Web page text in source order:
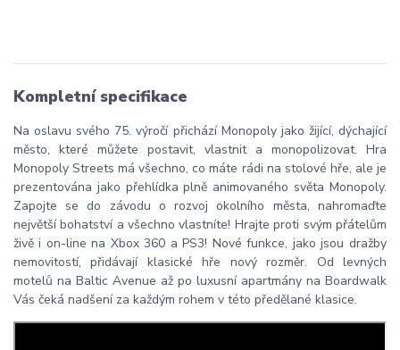
Kompletní specifikace
Na oslavu svého 75. výročí přichází Monopoly jako žijící, dýchající
město, které můžete postavit, vlastnit a monopolizovat. Hra
Monopoly Streets má všechno, co máte rádi na stolové hře, ale je
prezentována jako přehlídka plně animovaného světa Monopoly.
Zapojte se do závodu o rozvoj okolního města, nahromaďte
největší bohatství a všechno vlastníte! Hrajte proti svým přátelům
živě i on-line na Xbox 360 a PS3! Nové funkce, jako jsou dražby
nemovitostí, přidávají klasické hře nový rozměr. Od levných
motelů na Baltic Avenue až po luxusní apartmány na Boardwalk
Vás čeká nadšení za každým rohem v této předělané klasice.